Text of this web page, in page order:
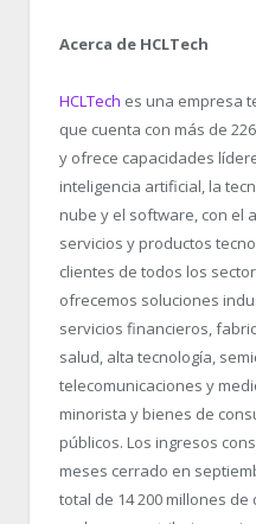
Acerca de HCLTech
HCLTech es una empresa
que cuenta con más de
y ofrece capacidades
inteligencia artificial, la
nube y el software, con el
servicios y productos
clientes de todos los
ofrecemos soluciones
servicios financieros,
salud, alta tecnología,
telecomunicaciones y
minorista y bienes de
públicos. Los ingresos
meses cerrado en
total de 14 200 millones